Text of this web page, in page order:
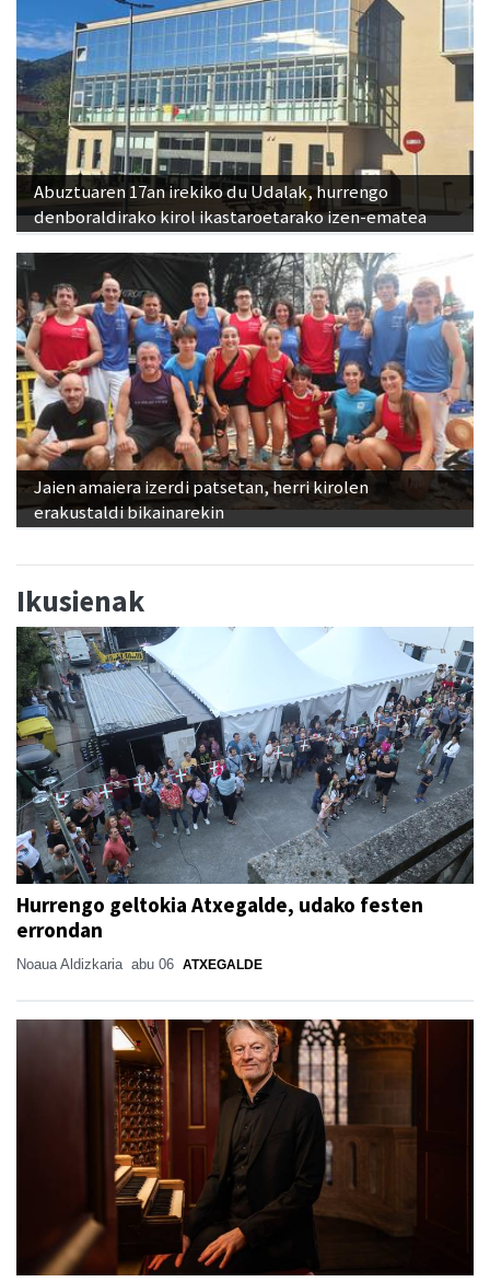
Abuztuaren 17an irekiko du Udalak, hurrengo
denboraldirako kirol ikastaroetarako izen-ematea
Jaien amaiera izerdi patsetan, herri kirolen
erakustaldi bikainarekin
Ikusienak
Hurrengo geltokia Atxegalde, udako festen
errondan
Noaua Aldizkaria abu 06 ATXEGALDE